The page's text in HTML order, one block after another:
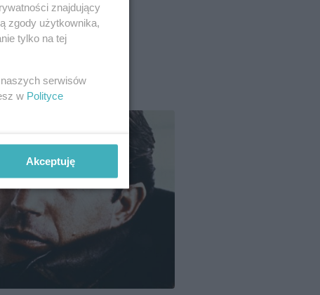
znajdujący
zgody użytkownika,
tylko na tej
serwisów
w Polityce
Akceptuję